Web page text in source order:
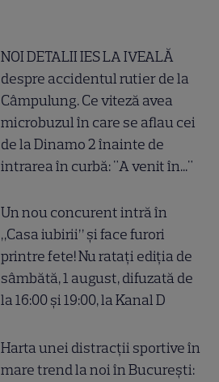
NOI DETALII IES LA IVEALĂ
despre accidentul rutier de la
Câmpulung. Ce viteză avea
microbuzul în care se aflau cei
de la Dinamo 2 înainte de
intrarea în curbă: "A venit în..."
Un nou concurent intră în
„Casa iubirii” și face furori
printre fete! Nu ratați ediția de
sâmbătă, 1 august, difuzată de
la 16:00 și 19:00, la Kanal D
Harta unei distracții sportive în
mare trend la noi în București: